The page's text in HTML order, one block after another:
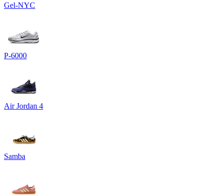
Gel-NYC
P-6000
Air Jordan 4
Samba